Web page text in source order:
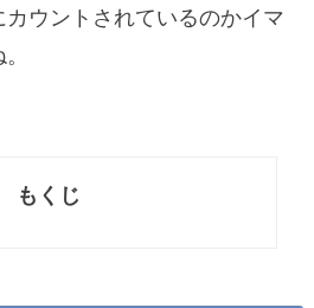
ウントされているのかイマ
もくじ